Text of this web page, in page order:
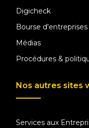
Digicheck
Bourse d'entreprises
Médias
Procédures &
Nos autres sites
Services aux